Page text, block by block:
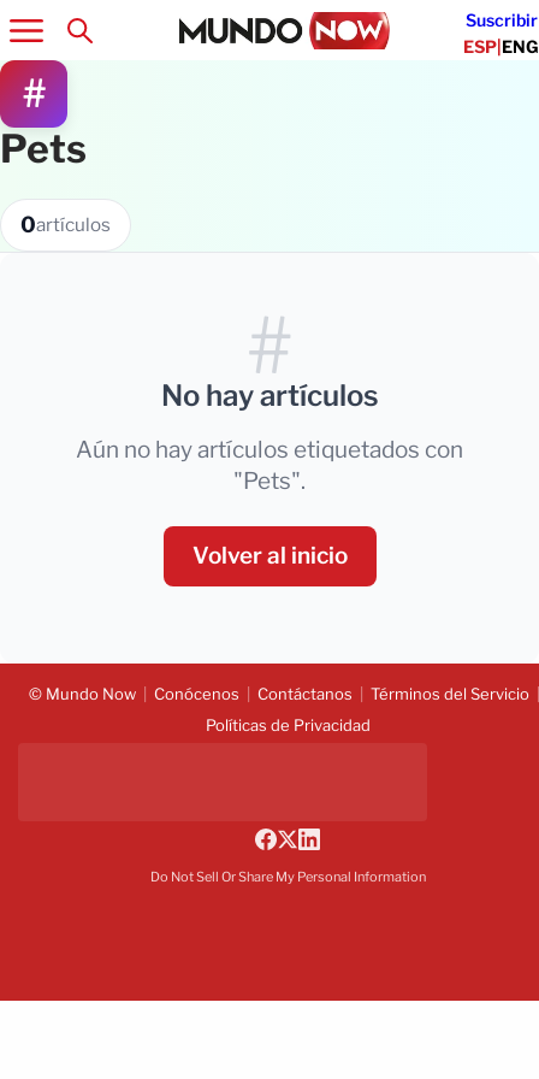
Suscribir
ESP|ENG
#
Pets
0artículos
#
No hay artículos
Aún no hay artículos etiquetados con
"Pets".
Volver al inicio
© Mundo Now Conócenos Contáctanos
Términos del Servicio
Políticas de Privacidad
Do Not Sell Or Share My Personal Information